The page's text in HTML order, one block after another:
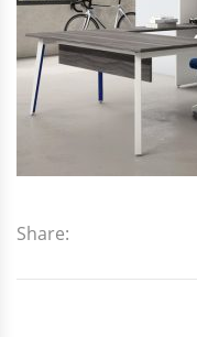
Share: